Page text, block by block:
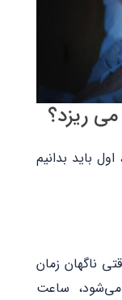
ریزد؟
باید بدانیم
ناگهان زمان
ساعت